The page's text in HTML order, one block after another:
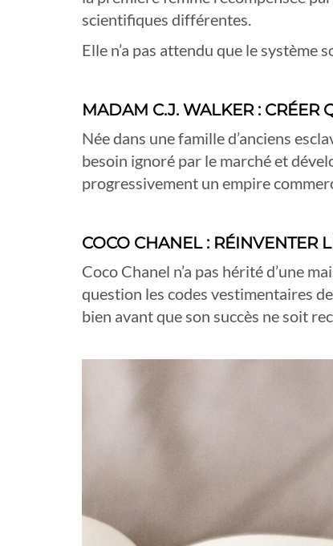
scientifiques différentes.
Elle n’a pas attendu que le système
MADAM C.J. WALKER : CRÉER
Née dans une famille d’anciens
besoin ignoré par le marché et
progressivement un empire
COCO CHANEL : RÉINVENTER
Coco Chanel n’a pas hérité d’une
question les codes vestimentaires
bien avant que son succès ne soit